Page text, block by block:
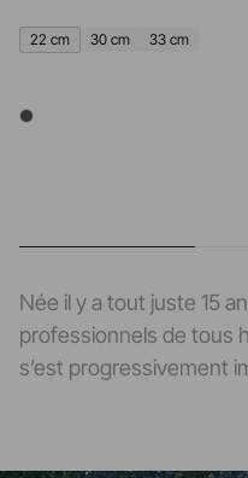
22 cm 30 cm 33 cm
Née il y a tout juste 15
professionnels de tous
s’est progressivement
révolutionnaire mise au